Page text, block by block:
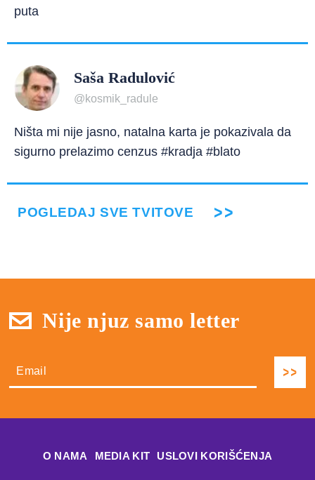
puta
Saša Radulović
@kosmik_radule
Ništa mi nije jasno, natalna karta je pokazivala da
sigurno prelazimo cenzus #kradja #blato
POGLEDAJ SVE TVITOVE
Nije njuz samo letter
О NAMA MEDIA KIT USLOVI KORIŠĆENJA